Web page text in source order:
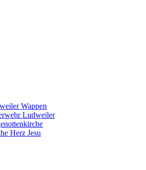
Wappen
Ludweiler
Herz Jesu